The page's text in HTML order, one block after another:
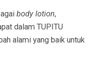
body lotion,
dalam TUPITU
alami yang baik untuk